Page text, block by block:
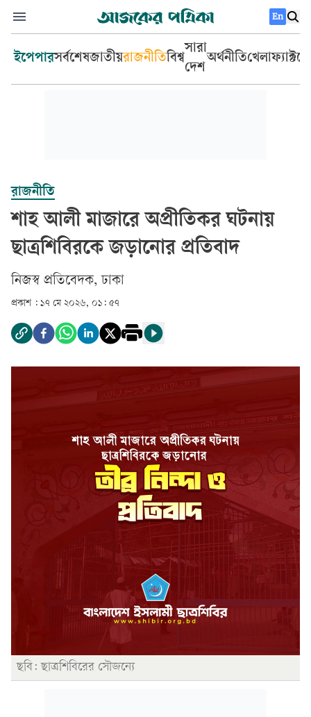
En
ইপেপারসর্বশেষজাতীয়রাজনীতিবিশ্ব
সারা
দেশ
অর্থনীতিখেলা
রাজনীতি
শাহ আলী মাজারে অপ্রীতিকর ঘটনায়
ছাত্রশিবিরকে জড়ানোর প্রতিবাদ
‎নিজস্ব প্রতিবেদক, ঢাকা‎
প্রকাশ : ১৭ মে ২০২৬, ০১: ৫৭
ছবি: ছাত্রশিবিরের সৌজন্যে